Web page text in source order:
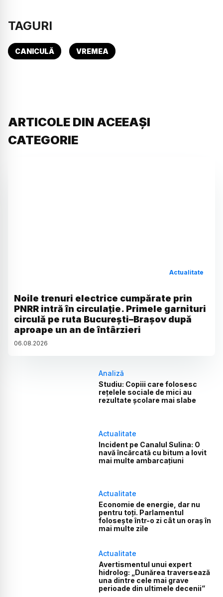
TAGURI
CANICULĂ VREMEA
ARTICOLE DIN ACEEAȘI
CATEGORIE
Actualitate
Noile trenuri electrice cumpărate prin
PNRR intră în circulație. Primele garnituri
circulă pe ruta București–Brașov după
aproape un an de întârzieri
06.08.2026
Analiză
Studiu: Copiii care folosesc
rețelele sociale de mici au
rezultate școlare mai slabe
Actualitate
Incident pe Canalul Sulina: O
navă încărcată cu bitum a lovit
mai multe ambarcațiuni
Actualitate
Economie de energie, dar nu
pentru toți. Parlamentul
folosește într-o zi cât un oraș în
mai multe zile
Actualitate
Avertismentul unui expert
hidrolog: „Dunărea traversează
una dintre cele mai grave
perioade din ultimele decenii”